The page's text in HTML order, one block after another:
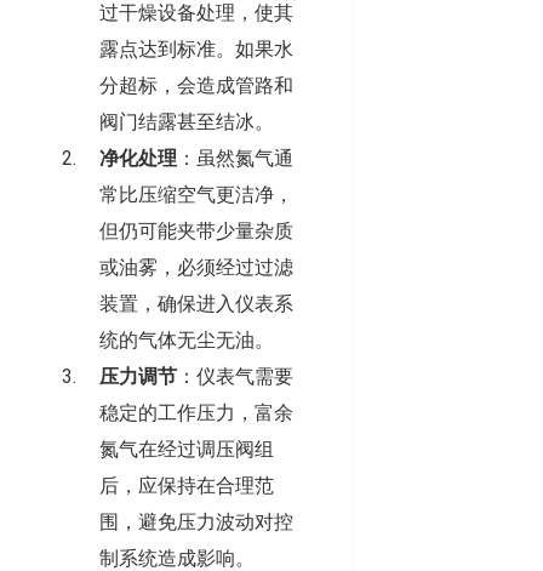
过干燥设备处理，使其
露点达到标准。如果水
分超标，会造成管路和
阀门结露甚至结冰。
净化处理 ：虽然氮气通
常比压缩空气更洁净，
但仍可能夹带少量杂质
或油雾，必须经过过滤
装置，确保进入仪表系
统的气体无尘无油。
压力调节 ：仪表气需要
稳定的工作压力，富余
氮气在经过调压阀组
后，应保持在合理范
围，避免压力波动对控
制系统造成影响。